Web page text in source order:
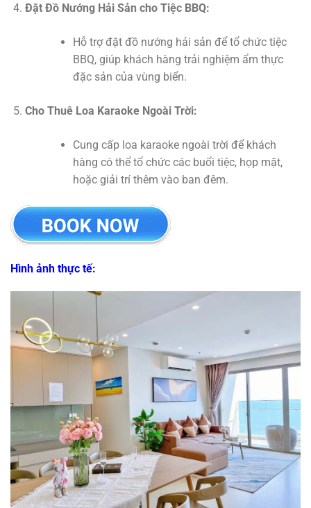
Đặt Đồ Nướng Hải Sản cho Tiệc BBQ:
Hỗ trợ đặt đồ nướng hải sản để tổ chức tiệc
BBQ, giúp khách hàng trải nghiệm ẩm thực
đặc sản của vùng biển.
Cho Thuê Loa Karaoke Ngoài Trời:
Cung cấp loa karaoke ngoài trời để khách
hàng có thể tổ chức các buổi tiệc, họp mặt,
hoặc giải trí thêm vào ban đêm.
Hình ảnh thực tế: